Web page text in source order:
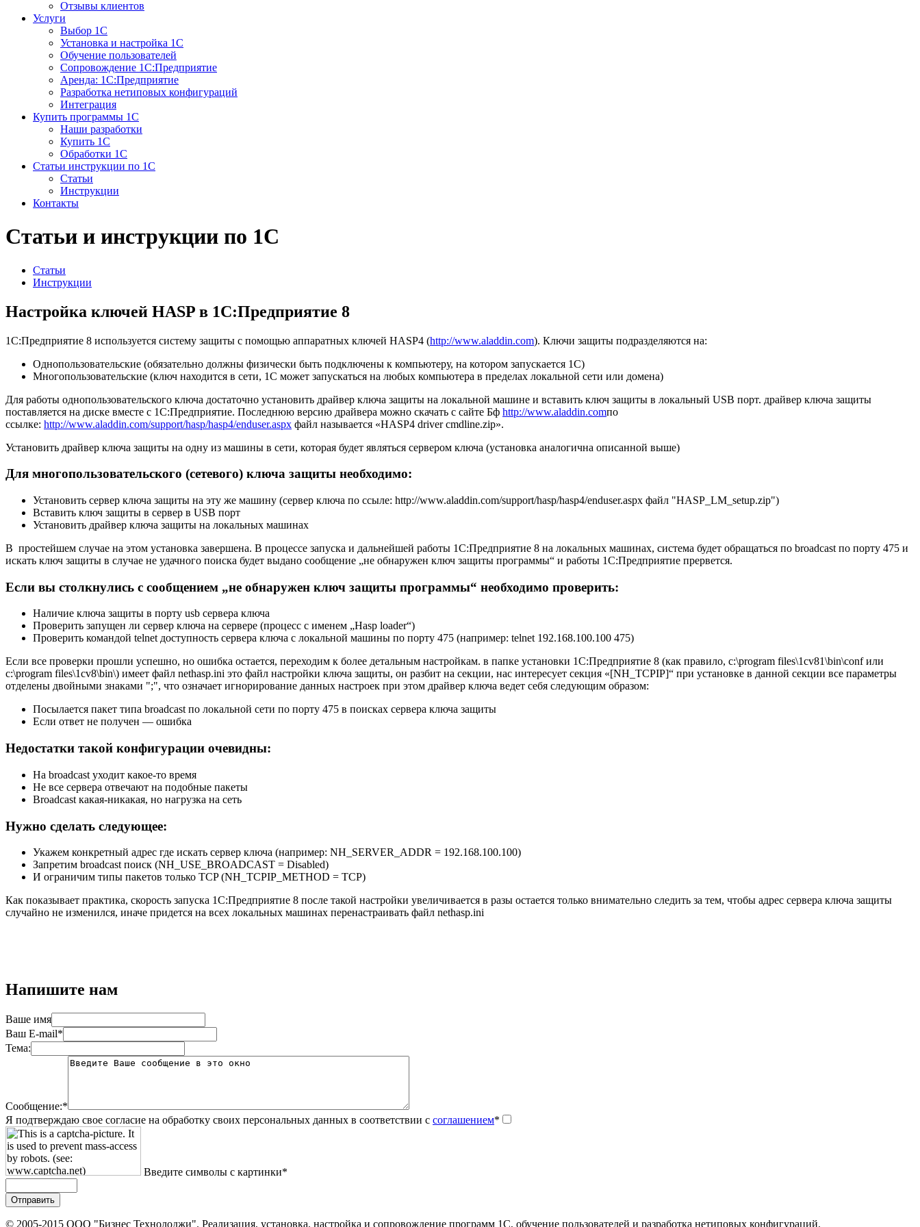
Отзывы клиентов
Услуги
Выбор 1С
Установка и настройка 1С
Обучение пользователей
Сопровождение 1С:Предприятие
Аренда: 1С:Предприятие
Разработка нетиповых конфигураций
Интеграция
Купить программы 1С
Наши разработки
Купить 1С
Обработки 1С
Статьи инструкции по 1С
Статьи
Инструкции
Контакты
Статьи и инструкции по 1С
Статьи
Инструкции
Настройка ключей HASP в 1С:Предприятие 8
1С:Предприятие 8 используется систему защиты с помощью аппаратных ключей HASP4 (http://www.aladdin.com). Ключи защиты подразделяются на:
Однопользовательские (обязательно должны физически быть подключены к компьютеру, на котором запускается 1С)
Многопользовательские (ключ находится в сети, 1С может запускаться на любых компьютера в пределах локальной сети или домена)
Для работы однопользовательского ключа достаточно установить драйвер ключа защиты на локальной машине и вставить ключ защиты в локальный USB порт. драйвер ключа защиты
поставляется на диске вместе с 1С:Предприятие. Последнюю версию драйвера можно скачать с сайте Бф http://www.aladdin.comпо
ссылке: http://www.aladdin.com/support/hasp/hasp4/enduser.aspx файл называется «HASP4 driver cmdline.zip».
Установить драйвер ключа защиты на одну из машины в сети, которая будет являться сервером ключа (установка аналогична описанной выше)
Для многопользовательского (сетевого) ключа защиты необходимо:
Установить сервер ключа защиты на эту же машину (сервер ключа по ссыле: http://www.aladdin.com/support/hasp/hasp4/enduser.aspx файл "HASP_LM_setup.zip")
Вставить ключ защиты в сервер в USB порт
Установить драйвер ключа защиты на локальных машинах
В простейшем случае на этом установка завершена. В процессе запуска и дальнейшей работы 1С:Предприятие 8 на локальных машинах, система будет обращаться по broadcast по порту 475 и
искать ключ защиты в случае не удачного поиска будет выдано сообщение „не обнаружен ключ защиты программы“ и работы 1С:Предприятие прервется.
Если вы столкнулись с сообщением „не обнаружен ключ защиты программы“ необходимо проверить:
Наличие ключа защиты в порту usb сервера ключа
Проверить запущен ли сервер ключа на сервере (процесс с именем „Hasp loader“)
Проверить командой telnet доступность сервера ключа с локальной машины по порту 475 (например: telnet 192.168.100.100 475)
Eсли все проверки прошли успешно, но ошибка остается, переходим к более детальным настройкам. в папке установки 1С:Предприятие 8 (как правило, c:\program files\1cv81\bin\conf или
c:\program files\1cv8\bin\) имеет файл nethasp.ini это файл настройки ключа защиты, он разбит на секции, нас интересует секция «[NH_TCPIP]“ при установке в данной секции все параметры
отделены двойными знаками ";", что означает игнорирование данных настроек при этом драйвер ключа ведет себя следующим образом:
Посылается пакет типа broadcast по локальной сети по порту 475 в поисках сервера ключа защиты
Если ответ не получен — ошибка
Недостатки такой конфигурации очевидны:
На broadcast уходит какое-то время
Не все сервера отвечают на подобные пакеты
Broadcast какая-никакая, но нагрузка на сеть
Нужно сделать следующее:
Укажем конкретный адрес где искать сервер ключа (например: NH_SERVER_ADDR = 192.168.100.100)
Запретим broadcast поиск (NH_USE_BROADCAST = Disabled)
И ограничим типы пакетов только TCP (NH_TCPIP_METHOD = TCP)
Как показывает практика, скорость запуска 1С:Предприятие 8 после такой настройки увеличивается в разы остается только внимательно следить за тем, чтобы адрес сервера ключа защиты
случайно не изменился, иначе придется на всех локальных машинах перенастраивать файл nethasp.ini
Напишите нам
Ваше имя
Ваш E-mail*
Тема:
Сообщение:*
Я подтверждаю свое согласие на обработку своих персональных данных в соответствии с соглашением*
Введите символы с картинки*
© 2005-2015 ООО "Бизнес Технолоджи". Реализация, установка, настройка и сопровождение программ 1С, обучение пользователей и разработка нетиповых конфигураций.